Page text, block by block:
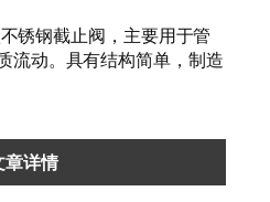
锈钢截止阀，主要用于管
流动。具有结构简单，制造
章详情